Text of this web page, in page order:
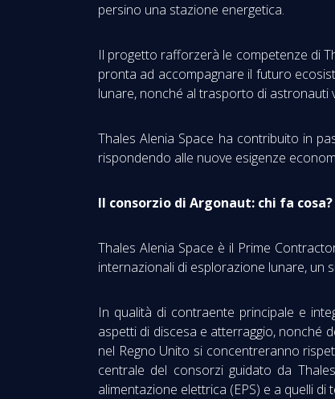
persino una stazione energetica.
Il progetto rafforzerà le competenze di
pronta ad accompagnare il futuro
lunare, nonché al trasporto di astronauti
Thales Alenia Space ha contribuito in
rispondendo alle nuove esigenze
Il consorzio di Argonaut: chi fa cosa?
Thales Alenia Space è il Prime
internazionali di esplorazione lunare, un
In qualità di contraente principale e
aspetti di discesa e atterraggio, nonché
nel Regno Unito si concentreranno
centrale del consorzi guidato da
alimentazione elettrica (EPS) e a quelli di